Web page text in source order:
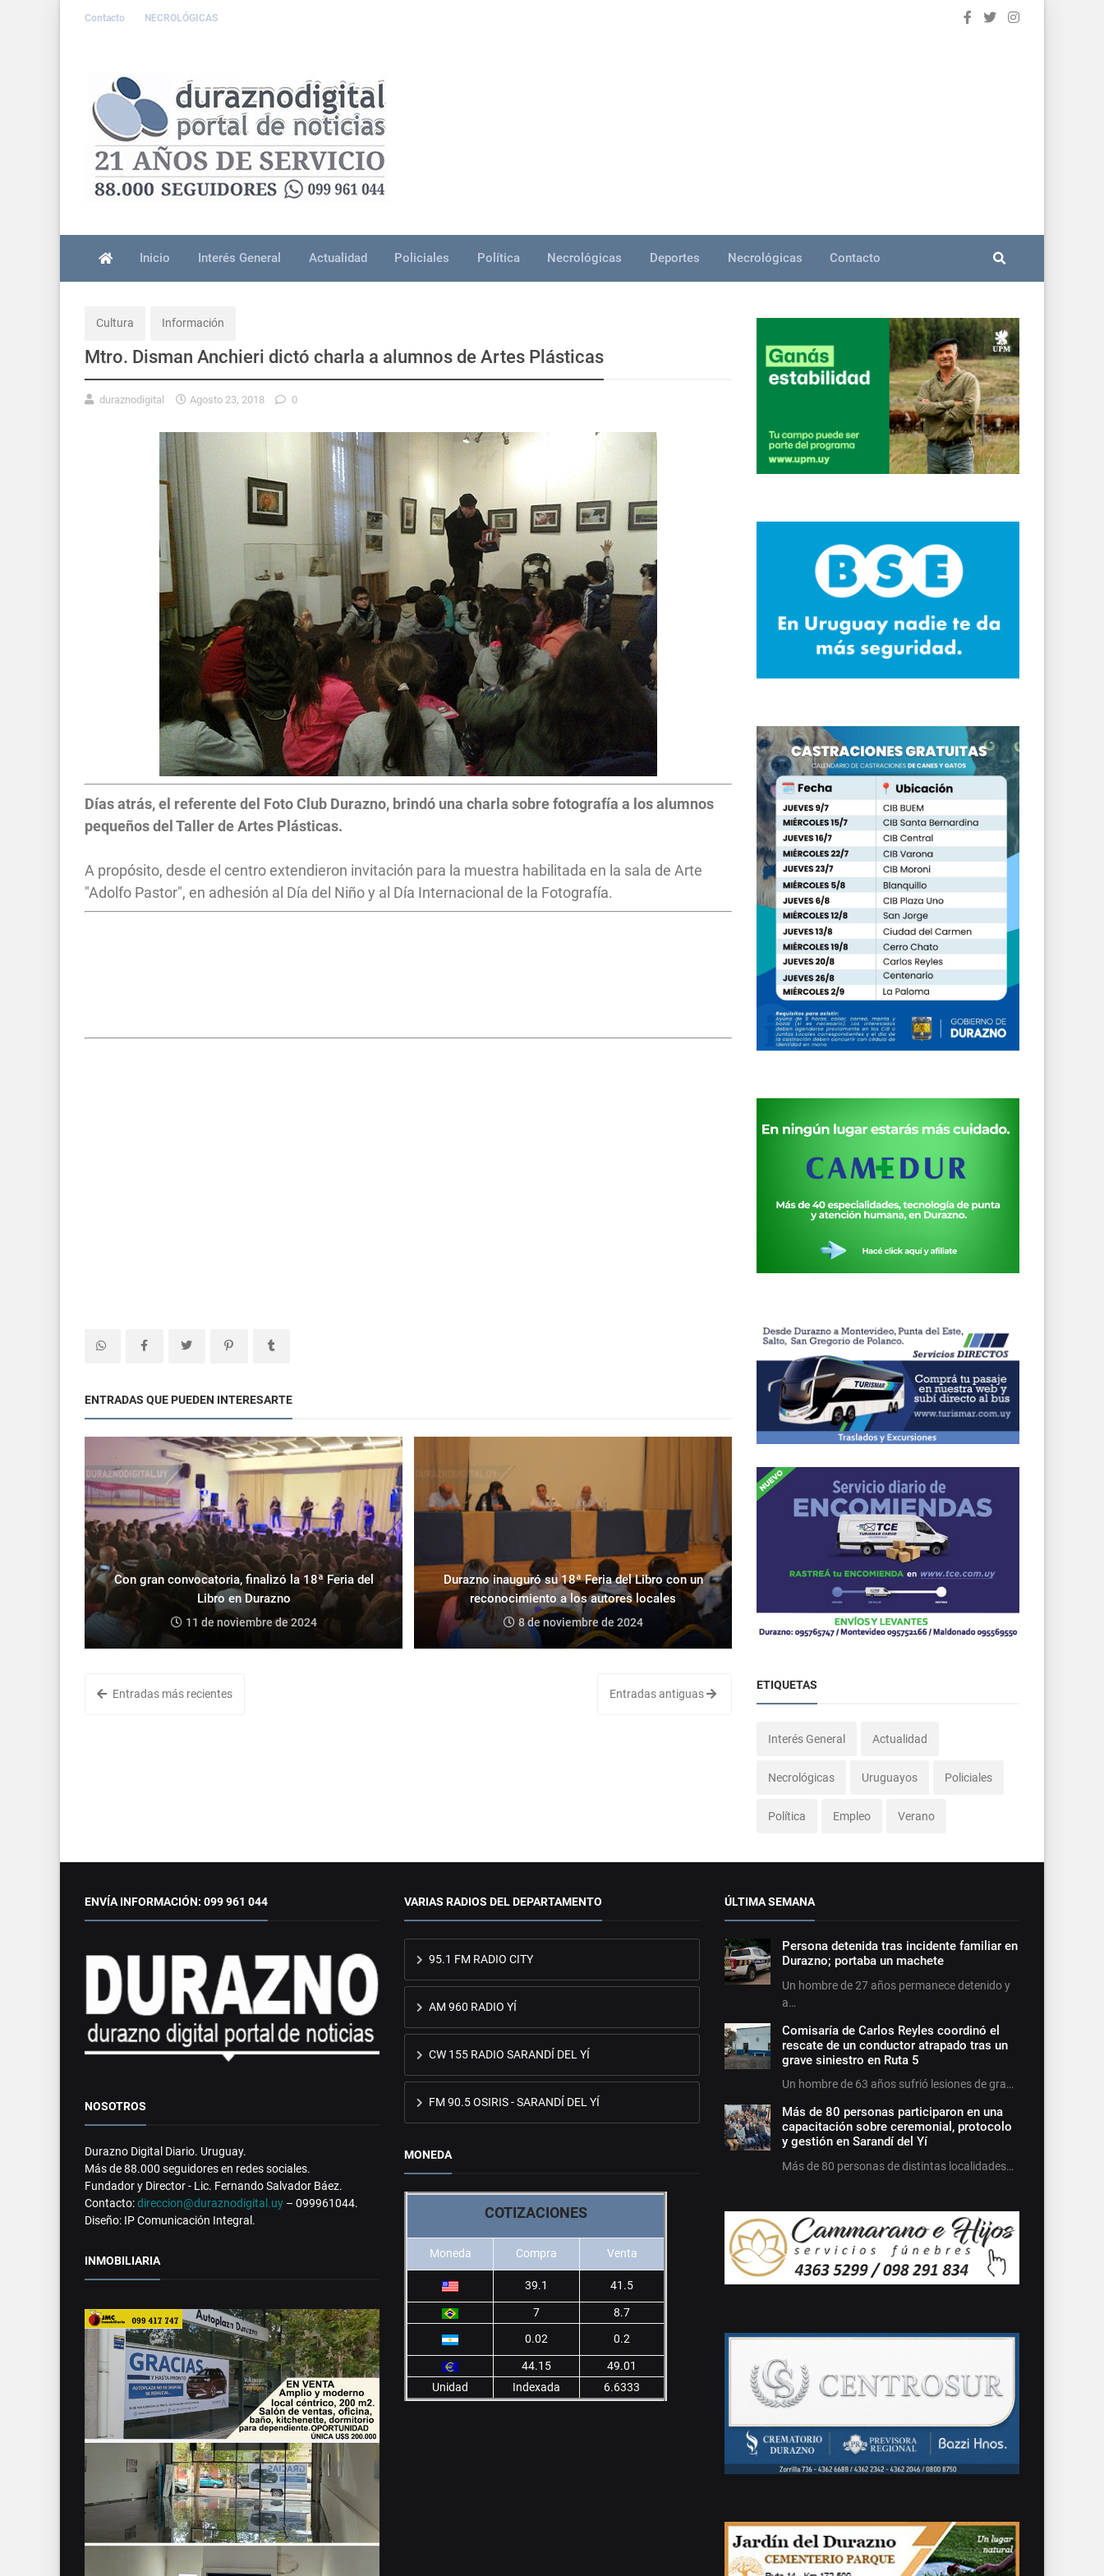
Contacto NECROLÓGICAS
Inicio Interés General Actualidad Policiales Política Necrológicas Deportes Necrológicas Contacto
Cultura Información
Mtro. Disman Anchieri dictó charla a alumnos de Artes Plásticas
duraznodigital Agosto 23, 2018 0
Días atrás, el referente del Foto Club Durazno, brindó una charla sobre fotografía a los alumnos
pequeños del Taller de Artes Plásticas.
A propósito, desde el centro extendieron invitación para la muestra habilitada en la sala de Arte
"Adolfo Pastor", en adhesión al Día del Niño y al Día Internacional de la Fotografía.
ENTRADAS QUE PUEDEN INTERESARTE
Con gran convocatoria, finalizó la 18ª Feria del
Libro en Durazno
11 de noviembre de 2024
Durazno inauguró su 18ª Feria del Libro con un
reconocimiento a los autores locales
8 de noviembre de 2024
Entradas más recientes Entradas antiguas
ETIQUETAS
Interés General Actualidad
Necrológicas Uruguayos Policiales
Política Empleo Verano
ENVÍA INFORMACIÓN: 099 961 044
NOSOTROS
Durazno Digital Diario. Uruguay.
Más de 88.000 seguidores en redes sociales.
Fundador y Director - Lic. Fernando Salvador Báez.
Contacto:direccion@duraznodigital.uy – 099961044.
Diseño: IP Comunicación Integral.
INMOBILIARIA
VARIAS RADIOS DEL DEPARTAMENTO
95.1 FM RADIO CITY
AM 960 RADIO YÍ
CW 155 RADIO SARANDÍ DEL YÍ
FM 90.5 OSIRIS - SARANDÍ DEL YÍ
MONEDA
COTIZACIONES
Moneda Compra Venta
39.1 41.5
7
8.7
0.02
0.2
44.15
49.01
Unidad
Indexada 6.6333
ÚLTIMA SEMANA
Persona detenida tras incidente familiar en
Durazno; portaba un machete
Un hombre de 27 años permanece detenido y
a…
Comisaría de Carlos Reyles coordinó el
rescate de un conductor atrapado tras un
grave siniestro en Ruta 5
Un hombre de 63 años sufrió lesiones de gra…
Más de 80 personas participaron en una
capacitación sobre ceremonial, protocolo
y gestión en Sarandí del Yí
Más de 80 personas de distintas localidades…